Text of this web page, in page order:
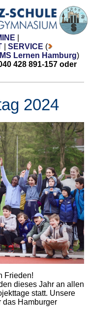
SERVICE (
Lernen Hamburg)
428 891-157 oder
2024
Frieden!
dieses Jahr an allen
statt. Unsere
das Hamburger